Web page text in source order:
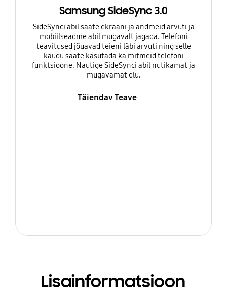
Samsung SideSync 3.0
SideSynci abil saate ekraani ja andmeid arvuti ja
mobiilseadme abil mugavalt jagada. Telefoni
teavitused jõuavad teieni läbi arvuti ning selle
kaudu saate kasutada ka mitmeid telefoni
funktsioone. Nautige SideSynci abil nutikamat ja
mugavamat elu.
Täiendav Teave
Lisainformatsioon